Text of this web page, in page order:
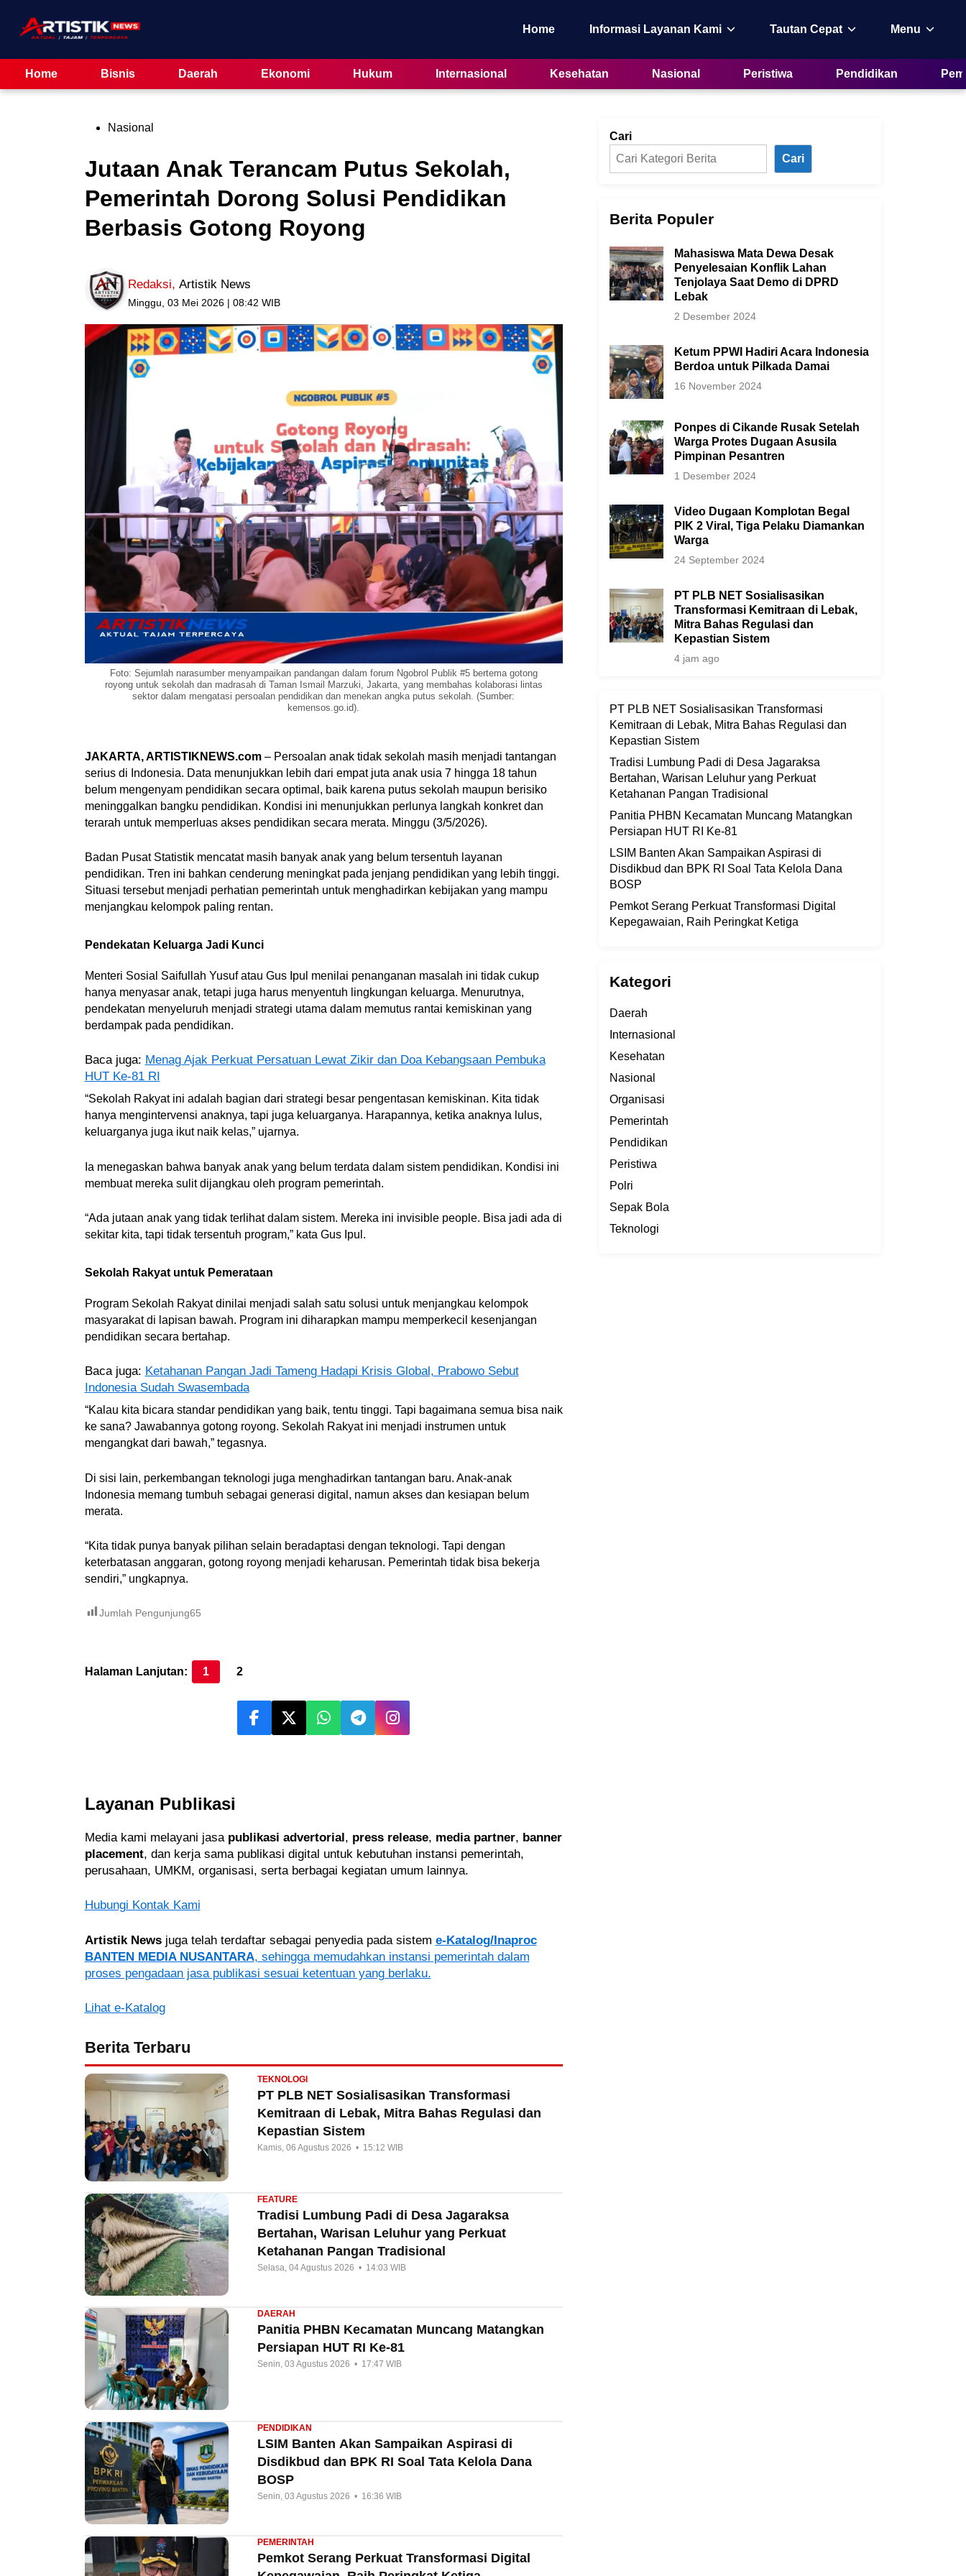
content
Home Informasi Layanan Kami Tautan Cepat Menu
Home Bisnis Daerah Ekonomi Hukum Internasional Kesehatan Nasional Peristiwa Pendidikan
PostedNasional
Jutaan Anak Terancam Putus Sekolah,
Pemerintah Dorong Solusi Pendidikan
Berbasis Gotong Royong
Redaksi, Artistik News
Minggu, 03 Mei 2026 | 08:42 WIB
Foto: Sejumlah narasumber menyampaikan pandangan dalam forum Ngobrol Publik #5 bertema gotong
royong untuk sekolah dan madrasah di Taman Ismail Marzuki, Jakarta, yang membahas kolaborasi lintas
sektor dalam mengatasi persoalan pendidikan dan menekan angka putus sekolah. (Sumber:
kemensos.go.id).
JAKARTA, ARTISTIKNEWS.com– Persoalan anak tidak sekolah masih menjadi tantangan
serius di Indonesia. Data menunjukkan lebih dari empat juta anak usia 7 hingga 18 tahun
belum mengenyam pendidikan secara optimal, baik karena putus sekolah maupun berisiko
meninggalkan bangku pendidikan. Kondisi ini menunjukkan perlunya langkah konkret dan
terarah untuk memperluas akses pendidikan secara merata. Minggu (3/5/2026).
Badan Pusat Statistik mencatat masih banyak anak yang belum tersentuh layanan
pendidikan. Tren ini bahkan cenderung meningkat pada jenjang pendidikan yang lebih tinggi.
Situasi tersebut menjadi perhatian pemerintah untuk menghadirkan kebijakan yang mampu
menjangkau kelompok paling rentan.
Pendekatan Keluarga Jadi Kunci
Menteri Sosial Saifullah Yusuf atau Gus Ipul menilai penanganan masalah ini tidak cukup
hanya menyasar anak, tetapi juga harus menyentuh lingkungan keluarga. Menurutnya,
pendekatan menyeluruh menjadi strategi utama dalam memutus rantai kemiskinan yang
berdampak pada pendidikan.
Baca juga: Menag Ajak Perkuat Persatuan Lewat Zikir dan Doa Kebangsaan Pembuka
HUT Ke-81 RI
“Sekolah Rakyat ini adalah bagian dari strategi besar pengentasan kemiskinan. Kita tidak
hanya mengintervensi anaknya, tapi juga keluarganya. Harapannya, ketika anaknya lulus,
keluarganya juga ikut naik kelas,” ujarnya.
Ia menegaskan bahwa banyak anak yang belum terdata dalam sistem pendidikan. Kondisi ini
membuat mereka sulit dijangkau oleh program pemerintah.
“Ada jutaan anak yang tidak terlihat dalam sistem. Mereka ini invisible people. Bisa jadi ada di
sekitar kita, tapi tidak tersentuh program,” kata Gus Ipul.
Sekolah Rakyat untuk Pemerataan
Program Sekolah Rakyat dinilai menjadi salah satu solusi untuk menjangkau kelompok
masyarakat di lapisan bawah. Program ini diharapkan mampu memperkecil kesenjangan
pendidikan secara bertahap.
Baca juga: Ketahanan Pangan Jadi Tameng Hadapi Krisis Global, Prabowo Sebut
Indonesia Sudah Swasembada
“Kalau kita bicara standar pendidikan yang baik, tentu tinggi. Tapi bagaimana semua bisa naik
ke sana? Jawabannya gotong royong. Sekolah Rakyat ini menjadi instrumen untuk
mengangkat dari bawah,” tegasnya.
Di sisi lain, perkembangan teknologi juga menghadirkan tantangan baru. Anak-anak
Indonesia memang tumbuh sebagai generasi digital, namun akses dan kesiapan belum
merata.
“Kita tidak punya banyak pilihan selain beradaptasi dengan teknologi. Tapi dengan
keterbatasan anggaran, gotong royong menjadi keharusan. Pemerintah tidak bisa bekerja
sendiri,” ungkapnya.
Jumlah Pengunjung65
Halaman Lanjutan: 1 2
Layanan Publikasi
Media kami melayani jasa publikasi advertorial, press release, media partner, banner
placement, dan kerja sama publikasi digital untuk kebutuhan instansi pemerintah,
perusahaan, UMKM, organisasi, serta berbagai kegiatan umum lainnya.
Hubungi Kontak Kami
Artistik Newsjuga telah terdaftar sebagai penyedia pada sistem e-Katalog/Inaproc
BANTEN MEDIA NUSANTARA, sehingga memudahkan instansi pemerintah dalam
proses pengadaan jasa publikasi sesuai ketentuan yang berlaku.
Lihat e-Katalog
Berita Terbaru
TEKNOLOGI
PT PLB NET Sosialisasikan Transformasi
Kemitraan di Lebak, Mitra Bahas Regulasi dan
Kepastian Sistem
Kamis, 06 Agustus 2026 • 15:12 WIB
FEATURE
Tradisi Lumbung Padi di Desa Jagaraksa
Bertahan, Warisan Leluhur yang Perkuat
Ketahanan Pangan Tradisional
Selasa, 04 Agustus 2026 • 14:03 WIB
DAERAH
Panitia PHBN Kecamatan Muncang Matangkan
Persiapan HUT RI Ke-81
Senin, 03 Agustus 2026 • 17:47 WIB
PENDIDIKAN
LSIM Banten Akan Sampaikan Aspirasi di
Disdikbud dan BPK RI Soal Tata Kelola Dana
BOSP
Senin, 03 Agustus 2026 • 16:36 WIB
PEMERINTAH
Pemkot Serang Perkuat Transformasi Digital
Cari
Cari
Berita Populer
Mahasiswa Mata Dewa Desak
Penyelesaian Konflik Lahan
Tenjolaya Saat Demo di DPRD
Lebak
2 Desember 2024
Ketum PPWI Hadiri Acara Indonesia
Berdoa untuk Pilkada Damai
16 November 2024
Ponpes di Cikande Rusak Setelah
Warga Protes Dugaan Asusila
Pimpinan Pesantren
1 Desember 2024
Video Dugaan Komplotan Begal
PIK 2 Viral, Tiga Pelaku Diamankan
Warga
24 September 2024
PT PLB NET Sosialisasikan
Transformasi Kemitraan di Lebak,
Mitra Bahas Regulasi dan
Kepastian Sistem
4 jam ago
PT PLB NET Sosialisasikan Transformasi
Kemitraan di Lebak, Mitra Bahas Regulasi dan
Kepastian Sistem
Tradisi Lumbung Padi di Desa Jagaraksa
Bertahan, Warisan Leluhur yang Perkuat
Ketahanan Pangan Tradisional
Panitia PHBN Kecamatan Muncang Matangkan
Persiapan HUT RI Ke-81
LSIM Banten Akan Sampaikan Aspirasi di
Disdikbud dan BPK RI Soal Tata Kelola Dana
BOSP
Pemkot Serang Perkuat Transformasi Digital
Kepegawaian, Raih Peringkat Ketiga
Kategori
Daerah
Internasional
Kesehatan
Nasional
Organisasi
Pemerintah
Pendidikan
Peristiwa
Polri
Sepak Bola
Teknologi